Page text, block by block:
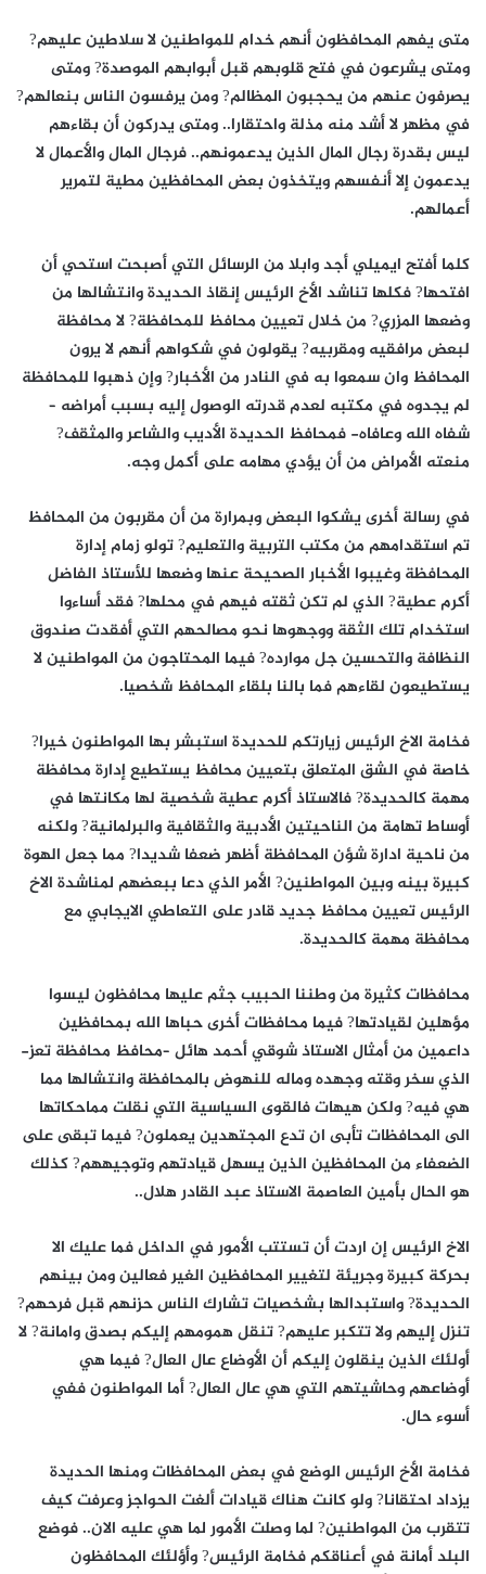
متى يفهم المحافظون أنهم خدام للمواطنين لا سلاطين عليهم?
ومتى يشرعون في فتح قلوبهم قبل أبوابهم الموصدة? ومتى
يصرفون عنهم من يحجبون المظالم? ومن يرفسون الناس بنعالهم?
في مظهر لا أشد منه مذلة واحتقارا.. ومتى يدركون أن بقاءهم
ليس بقدرة رجال المال الذين يدعمونهم.. فرجال المال والأعمال لا
يدعمون إلا أنفسهم ويتخذون بعض المحافظين مطية لتمرير
أعمالهم.
كلما أفتح ايميلي أجد وابلا من الرسائل التي أصبحت استحي أن
افتحها? فكلها تناشد الأخ الرئيس إنقاذ الحديدة وانتشالها من
وضعها المزري? من خلال تعيين محافظ للمحافظة? لا محافظة
لبعض مرافقيه ومقربيه? يقولون في شكواهم أنهم لا يرون
المحافظ وان سمعوا به في النادر من الأخبار? وإن ذهبوا للمحافظة
لم يجدوه في مكتبه لعدم قدرته الوصول إليه بسبب أمراضه –
شفاه الله وعافاه- فمحافظ الحديدة الأديب والشاعر والمثقف?
منعته الأمراض من أن يؤدي مهامه على أكمل وجه.
في رسالة أخرى يشكوا البعض وبمرارة من أن مقربون من المحافظ
تم استقدامهم من مكتب التربية والتعليم? تولو زمام إدارة
المحافظة وغيبوا الأخبار الصحيحة عنها وضعها للأستاذ الفاضل
أكرم عطية? الذي لم تكن ثقته فيهم في محلها? فقد أساءوا
استخدام تلك الثقة ووجهوها نحو مصالحهم التي أفقدت صندوق
النظافة والتحسين جل موارده? فيما المحتاجون من المواطنين لا
يستطيعون لقاءهم فما بالنا بلقاء المحافظ شخصيا.
فخامة الاخ الرئيس زيارتكم للحديدة استبشر بها المواطنون خيرا?
خاصة في الشق المتعلق بتعيين محافظ يستطيع إدارة محافظة
مهمة كالحديدة? فالاستاذ أكرم عطية شخصية لها مكانتها في
أوساط تهامة من الناحيتين الأدبية والثقافية والبرلمانية? ولكنه
من ناحية ادارة شؤن المحافظة أظهر ضعفا شديدا? مما جعل الهوة
كبيرة بينه وبين المواطنين? الأمر الذي دعا ببعضهم لمناشدة الاخ
الرئيس تعيين محافظ جديد قادر على التعاطي الايجابي مع
محافظة مهمة كالحديدة.
محافظات كثيرة من وطننا الحبيب جثم عليها محافظون ليسوا
مؤهلين لقيادتها? فيما محافظات أخرى حباها الله بمحافظين
داعمين من أمثال الاستاذ شوقي أحمد هائل –محافظ محافظة تعز-
الذي سخر وقته وجهده وماله للنهوض بالمحافظة وانتشالها مما
هي فيه? ولكن هيهات فالقوى السياسية التي نقلت مماحكاتها
الى المحافظات تأبى ان تدع المجتهدين يعملون? فيما تبقى على
الضعفاء من المحافظين الذين يسهل قيادتهم وتوجيههم? كذلك
هو الحال بأمين العاصمة الاستاذ عبد القادر هلال..
الاخ الرئيس إن اردت أن تستتب الأمور في الداخل فما عليك الا
بحركة كبيرة وجريئة لتغيير المحافظين الغير فعالين ومن بينهم
الحديدة? واستبدالها بشخصيات تشارك الناس حزنهم قبل فرحهم?
تنزل إليهم ولا تتكبر عليهم? تنقل همومهم إليكم بصدق وامانة? لا
أولئك الذين ينقلون إليكم أن الأوضاع عال العال? فيما هي
أوضاعهم وحاشيتهم التي هي عال العال? أما المواطنون ففي
أسوء حال.
فخامة الأخ الرئيس الوضع في بعض المحافظات ومنها الحديدة
يزداد احتقانا? ولو كانت هناك قيادات ألغت الحواجز وعرفت كيف
تتقرب من المواطنين? لما وصلت الأمور لما هي عليه الان.. فوضع
البلد أمانة في أعناقكم فخامة الرئيس? وأؤلئك المحافظون